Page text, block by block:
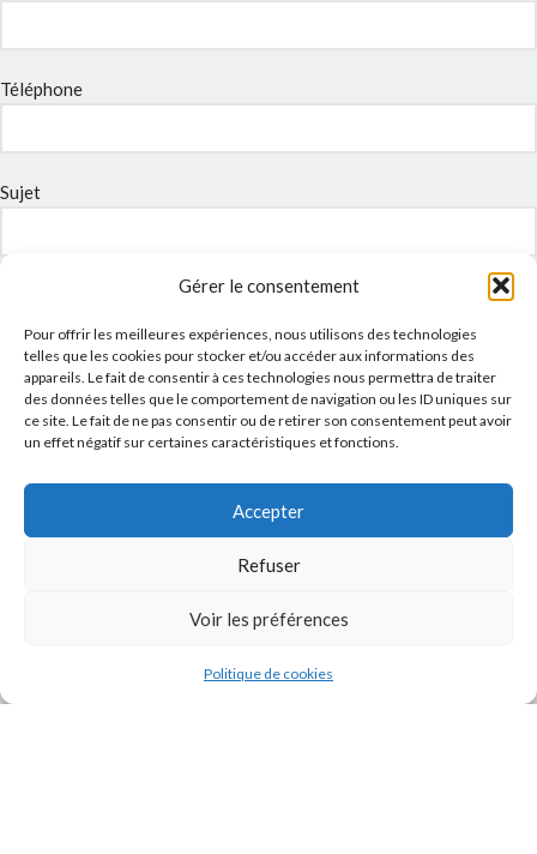
Gérer le consentement
Pour offrir les meilleures expériences, nous utilisons des technologies
telles que les cookies pour stocker et/ou accéder aux informations des
appareils. Le fait de consentir à ces technologies nous permettra de traiter
des données telles que le comportement de navigation ou les ID uniques sur
ce site. Le fait de ne pas consentir ou de retirer son consentement peut avoir
un effet négatif sur certaines caractéristiques et fonctions.
Accepter
Refuser
Voir les préférences
Politique de cookies
Téléphone
Sujet
Politique de confidentialité